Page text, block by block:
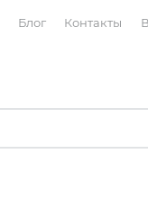
Блог Контакты